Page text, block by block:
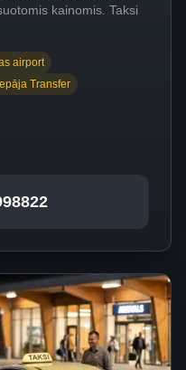
kainomis. Taksi
airport
Transfer